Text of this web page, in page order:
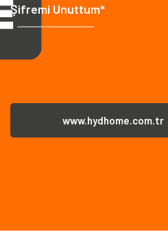
Şifremi Unuttum*
www.hydhome.com.tr